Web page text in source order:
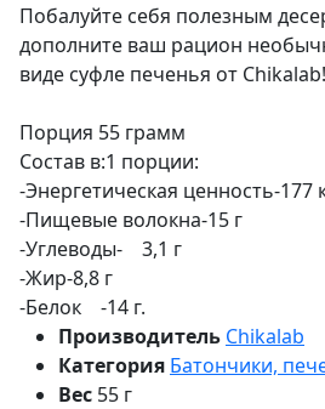
Побалуйте себя полезным
дополните ваш рацион
виде суфле печенья от Chikalab!
Порция 55 грамм
Состав в:1 порции:
-Энергетическая ценность-177
-Пищевые волокна-15 г
-Углеводы- 3,1 г
-Жир-8,8 г
-Белок -14 г.
Производитель Chikalab
Категория Батончики,
Вес 55 г